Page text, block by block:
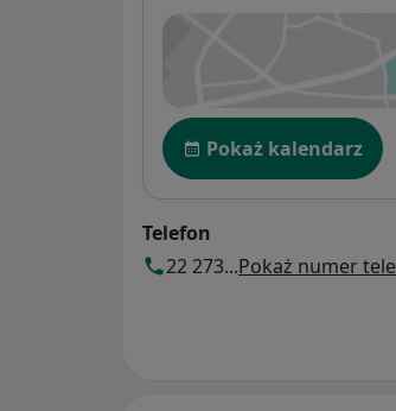
Dostępność
Pokaż kalendarz
Telefon
22 273...Pokaż numer